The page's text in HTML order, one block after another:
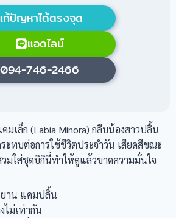
ก้ปัญหาได้ตรงจุด
แอดไลน์
094-746-2466
มเล็ก (Labia Minora) กลีบน้องสาวปลิ้น
ะทบต่อการใช้ชีวิตประจำวัน เสียดสีขณะ
มใส่ชุดบิกินี่ทำให้ดูแล้วขาดความมั่นใจ
าน แคมปลิ้น
ไม่เท่ากัน